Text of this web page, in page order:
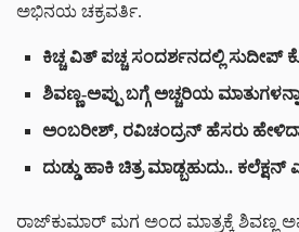
ಅಭಿನಯ ಚಕ್ರವರ್ತಿ.
ಕಿಚ್ಚ ವಿತ್ ಪಚ್ಚ ಸಂದರ್ಶನದಲ್ಲಿ ಸುದೀಪ್
ಶಿವಣ್ಣ-ಅಪ್ಪು ಬಗ್ಗೆ ಅಚ್ಚರಿಯ
ಅಂಬರೀಶ್, ರವಿಚಂದ್ರನ್ ಹೆಸರು
ದುಡ್ಡು ಹಾಕಿ ಚಿತ್ರ ಮಾಡ್ಬಹುದು.. ಕಲೆಕ್ಷನ್
ರಾಜ್‌‌ಕುಮಾರ್ ಮಗ ಅಂದ ಮಾತ್ರಕ್ಕೆ ಶಿವಣ್ಣ